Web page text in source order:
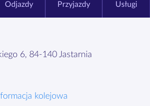
Odjazdy Przyjazdy Usługi
6, 84-140 Jastarnia
kolejowa